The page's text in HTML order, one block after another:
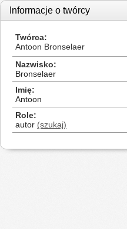
Informacje o twórcy
Twórca
Antoon Bronselaer
Nazwisko
Bronselaer
Imię
Antoon
Role
autor (szukaj)